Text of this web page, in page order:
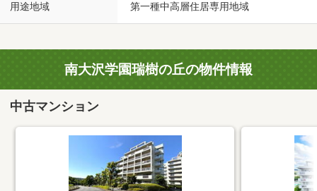
用途地域 第一種中高層住居専用地域
南大沢学園瑞樹の丘の物件情報
中古マンション